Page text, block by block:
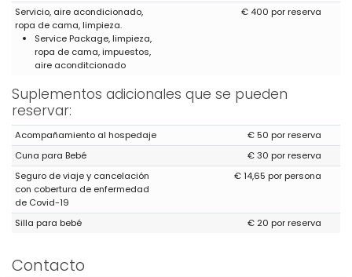
Servicio, aire acondicionado,
ropa de cama, limpieza.
Service Package, limpieza,
ropa de cama, impuestos,
aire aconditcionado
€ 400 por reserva
Suplementos adicionales que se pueden
reservar:
Acompañamiento al hospedaje
€ 50 por reserva
Cuna para Bebé
€ 30 por reserva
Seguro de viaje y cancelación
con cobertura de enfermedad
de Covid-19
€ 14,65 por persona
Silla para bebé € 20 por reserva
Contacto